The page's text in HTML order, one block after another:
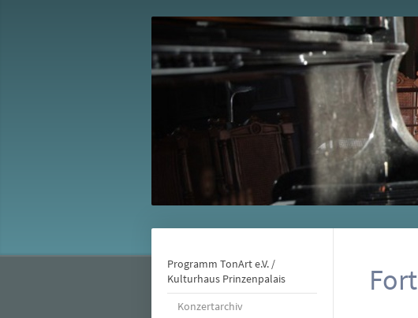
Programm TonArt e.V. /
Kulturhaus Prinzenpalais
Konzertarchiv